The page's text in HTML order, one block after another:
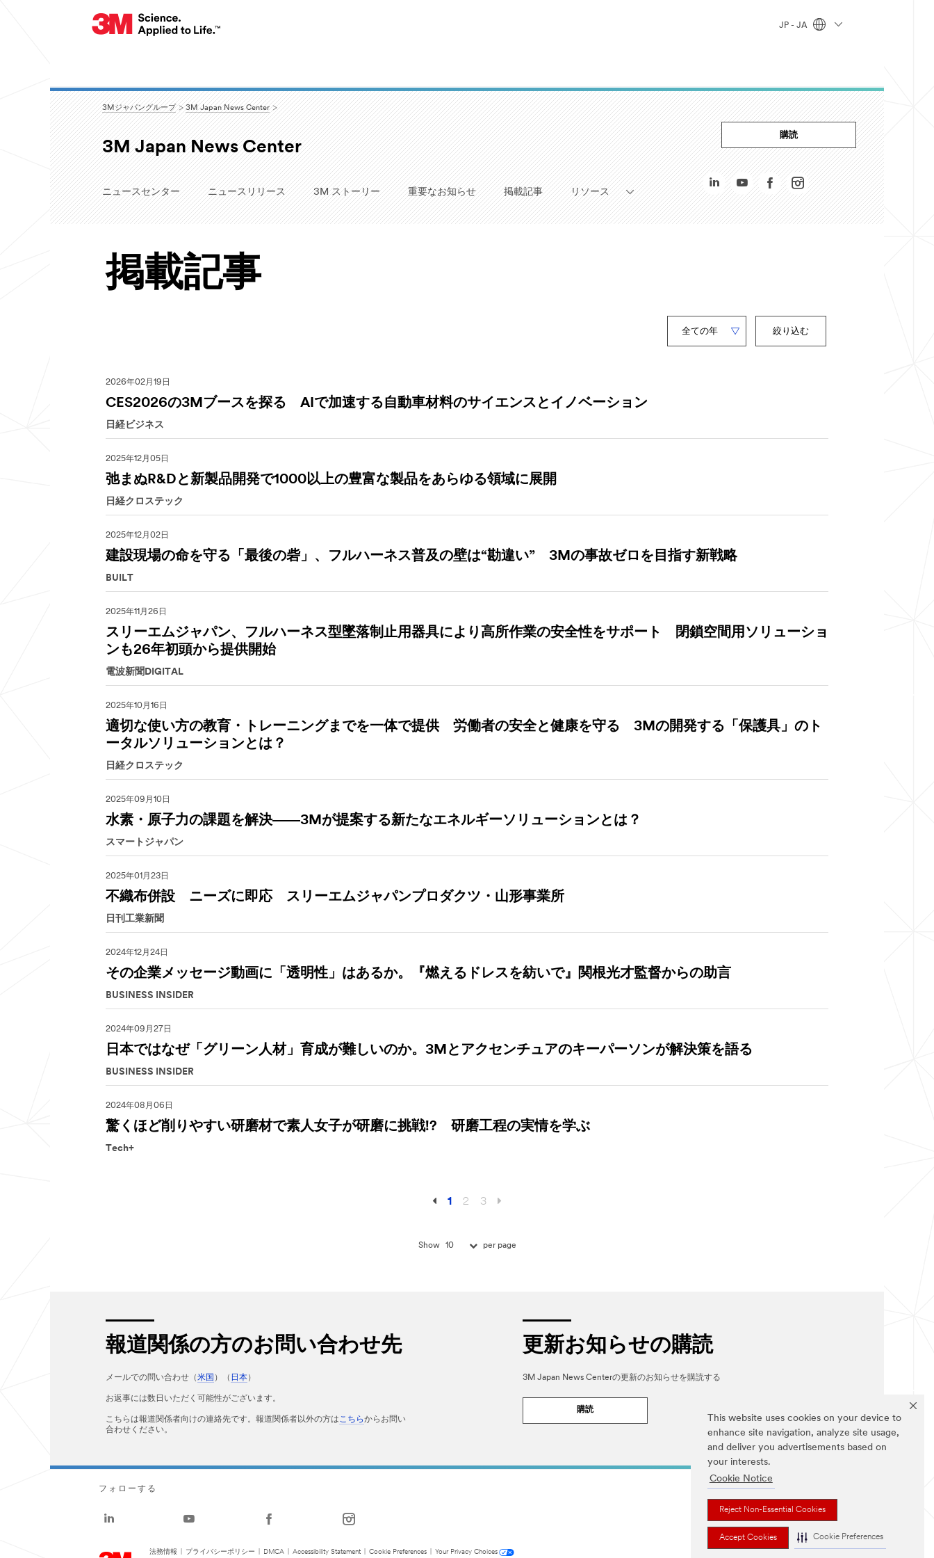
This website uses cookies on your device to
enhance site navigation, analyze site usage,
and deliver you advertisements based on
your interests.
Cookie Notice
Reject Non-Essential Cookies
Accept Cookies Cookie Preferences
JP - JA
3Mジャパングループ 3M Japan News Center
3M Japan News Center
ニュースセンター ニュースリリース 3M ストーリー 重要なお知らせ 掲載記事 リソース
購読
掲載記事
絞り込む
2026年02月19日
CES2026の3Mブースを探る AIで加速する自動車材料のサイエンスとイノベーション
日経ビジネス
2025年12月05日
弛まぬR&Dと新製品開発で1000以上の豊富な製品をあらゆる領域に展開
日経クロステック
2025年12月02日
建設現場の命を守る「最後の砦」、フルハーネス普及の壁は“勘違い” 3Mの事故ゼロを目指す新戦略
BUILT
2025年11月26日
スリーエムジャパン、フルハーネス型墜落制止用器具により高所作業の安全性をサポート 閉鎖空間用ソリューショ
ンも26年初頭から提供開始
電波新聞DIGITAL
2025年10月16日
適切な使い方の教育・トレーニングまでを一体で提供 労働者の安全と健康を守る 3Mの開発する「保護具」のト
ータルソリューションとは？
日経クロステック
2025年09月10日
水素・原子力の課題を解決――3Mが提案する新たなエネルギーソリューションとは？
スマートジャパン
2025年01月23日
不織布併設 ニーズに即応 スリーエムジャパンプロダクツ・山形事業所
日刊工業新聞
2024年12月24日
その企業メッセージ動画に「透明性」はあるか。『燃えるドレスを紡いで』関根光才監督からの助言
BUSINESS INSIDER
2024年09月27日
日本ではなぜ「グリーン人材」育成が難しいのか。3Mとアクセンチュアのキーパーソンが解決策を語る
BUSINESS INSIDER
2024年08月06日
驚くほど削りやすい研磨材で素人女子が研磨に挑戦!? 研磨工程の実情を学ぶ
Tech+
Show 10 per page
1 2 3
報道関係の方のお問い合わせ先
メールでの問い合わせ（米国 ）（ 日本）
お返事には数日いただく可能性がございます。
こちらは報道関係者向けの連絡先です。報道関係者以外の方はこちらからお問い
合わせください。
更新お知らせの購読
3M Japan News Centerの更新のお知らせを購読する
購読
フォローする
法務情報 プライバシーポリシー DMCA Accessibility Statement Cookie Preferences Your Privacy Choices